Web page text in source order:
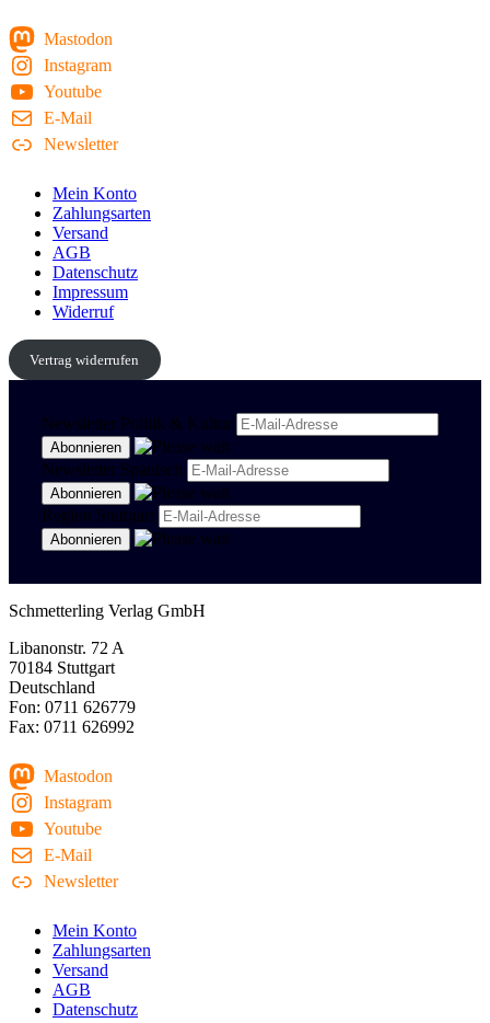
Mastodon
Instagram
Youtube
E-Mail
Newsletter
Mein Konto
Zahlungsarten
Versand
AGB
Datenschutz
Impressum
Widerruf
Vertrag widerrufen
Newsletter Politik & Kultur
Newsletter Spanisch
Region Stuttgart
Schmetterling Verlag GmbH
Libanonstr. 72 A
70184 Stuttgart
Deutschland
Fon: 0711 626779
Fax: 0711 626992
Mastodon
Instagram
Youtube
E-Mail
Newsletter
Mein Konto
Zahlungsarten
Versand
AGB
Datenschutz